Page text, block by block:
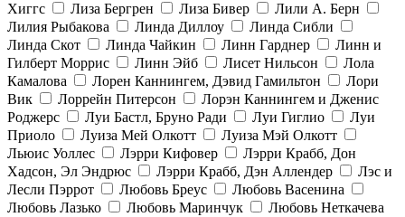
Хиггс
Лиза Бергрен Лиза Бивер
Лили А. Берн
Лилия Рыбакова
Линда Диллоу
Линда Сибли
Линда Скот
Линда Чайкин Линн Гарднер
Линн и
Гилберт Моррис
Линн Эйб Лисет Нильсон
Лола
Камалова
Лорен Каннингем, Дэвид Гамильтон
Лори
Вик
Лоррейн Питерсон
Лорэн Каннингем и Дженис
Роджерс
Луи Бастл, Бруно Ради Луи Гиглио
Луи
Приоло
Луиза Мей Олкотт
Луиза Мэй Олкотт
Льюис Уоллес
Лэрри Кифовер
Лэрри Крабб, Дон
Хадсон, Эл Эндрюс
Лэрри Крабб, Дэн Аллендер
Лэс и
Лесли Пэррот
Любовь Бреус
Любовь Васенина
Любовь Лазько
Любовь Маринчук
Любовь Неткачева